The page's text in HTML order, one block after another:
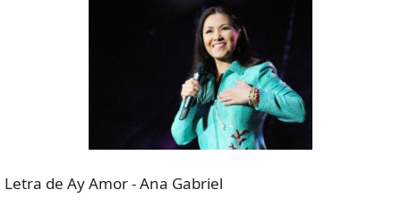
Letra de Ay Amor - Ana Gabriel